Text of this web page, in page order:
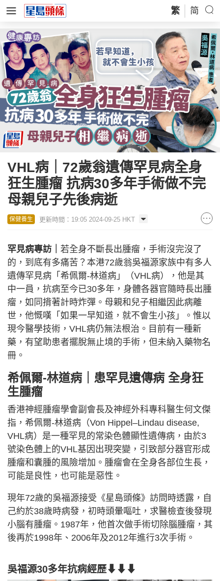
繁 简
VHL病｜72歲翁遺傳罕見病全身
狂生腫瘤 抗病30多年手術做不完
母親兒子先後病逝
保健養生 更新時間：19:05 2024-09-25 HKT
罕見病專訪｜ 若全身不斷長出腫瘤，手術沒完沒了
的，到底有多痛苦？本港72歲翁吳福源家族中有多人
遺傳罕見病「希佩爾-林道病」（VHL病），他是其
中一員，抗病至今已30多年，身體各器官隨時長出腫
瘤，如同揹著計時炸彈。母親和兒子相繼因此病離
世，他慨嘆「如果一早知道，就不會生小孩」。惟以
現今醫學技術，VHL病仍無法根治。目前有一種新
藥，有望助患者擺脫無止境的手術，但未納入藥物名
冊。
希佩爾-林道病｜患罕見遺傳病 全身狂
生腫瘤
香港神經腫瘤學會副會長及神經外科專科醫生何文傑
指，希佩爾-林道病（Von Hippel–Lindau disease,
VHL病）是一種罕見的常染色體顯性遺傳病，由於3
號染色體上的VHL基因出現突變，引致部分器官形成
腫瘤和囊腫的風險增加。腫瘤會在全身各部位生長，
可能是良性，也可能是惡性。
現年72歲的吳福源接受《星島頭條》訪問時透露，自
己約於38歲時病發，初時頭暈嘔吐，求醫檢查後發現
小腦有腫瘤。1987年，他首次做手術切除腦腫瘤，其
後再於1998年、2006年及2012年進行3次手術。
吳福源30多年抗病經歷⬇⬇⬇